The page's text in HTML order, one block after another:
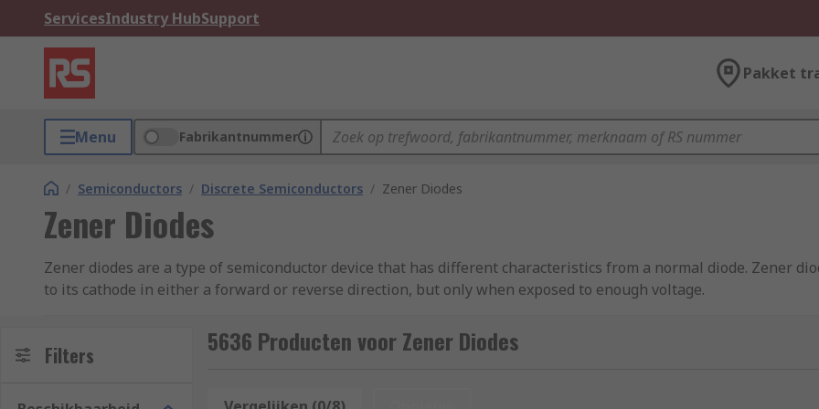
ServicesIndustry HubSupport
Pakket
Menu Fabrikantnummer
/ Semiconductors / Discrete Semiconductors / Zener Diodes
Zener Diodes
Zener diodes are a type of semiconductor device that has different characteristics from a normal diode. Zener
to its cathode in either a forward or reverse direction, but only when exposed to enough voltage.
How does a Zener diode work?
diodes can operate continuously in a breakdown mode. The voltage level that changes the direction of flow is
Filters 5636 Producten voor Zener Diodes